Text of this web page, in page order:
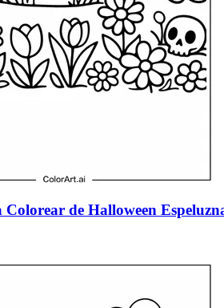
Colorear de Halloween